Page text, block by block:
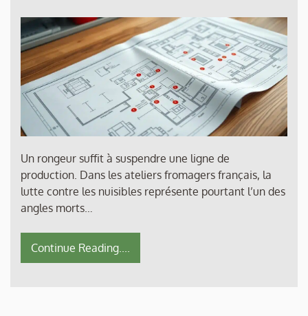
Un rongeur suffit à suspendre une ligne de
production. Dans les ateliers fromagers français, la
lutte contre les nuisibles représente pourtant l’un des
angles morts…
Continue Reading....